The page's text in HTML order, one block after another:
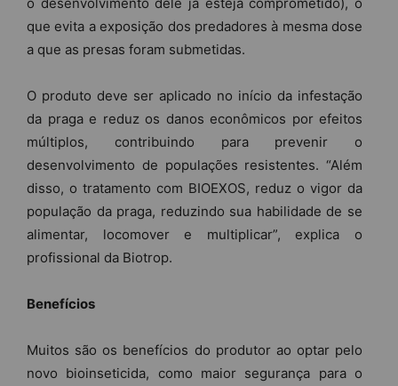
que evita a exposição dos predadores à mesma dose
a que as presas foram submetidas.
O produto deve ser aplicado no início da infestação
da praga e reduz os danos econômicos por efeitos
múltiplos, contribuindo para prevenir o
desenvolvimento de populações resistentes. “Além
disso, o tratamento com BIOEXOS, reduz o vigor da
população da praga, reduzindo sua habilidade de se
alimentar, locomover e multiplicar”, explica o
profissional da Biotrop.
Benefícios
Muitos são os benefícios do produtor ao optar pelo
novo bioinseticida, como maior segurança para o